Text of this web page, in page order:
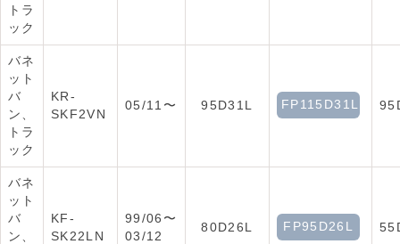
トラ
ック
バネ
ット
バ
ン、
トラ
ック
KR-
SKF2VN
05/11〜 95D31L FP115D31L
バネ
ット
バ
ン、
KF-
SK22LN
99/06〜
03/12
80D26L FP95D26L